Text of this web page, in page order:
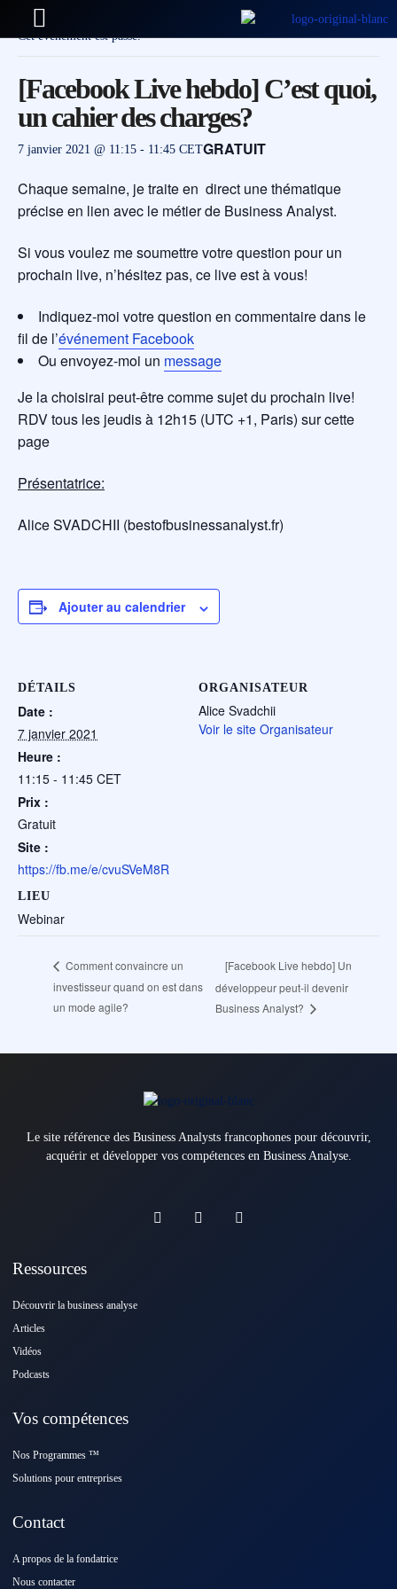
Cet évènement est passé.
[Facebook Live hebdo] C’est quoi,
un cahier des charges?
7 janvier 2021 @ 11:15 - 11:45 CETGRATUIT
Chaque semaine, je traite en direct une thématique
précise en lien avec le métier de Business Analyst.
Si vous voulez me soumettre votre question pour un
prochain live, n’hésitez pas, ce live est à vous!
Indiquez-moi votre question en commentaire dans le
fil de l’événement Facebook
Ou envoyez-moi un message
Je la choisirai peut-être comme sujet du prochain live!
RDV tous les jeudis à 12h15 (UTC +1, Paris) sur cette
page
Présentatrice:
Alice SVADCHII (bestofbusinessanalyst.fr)
Ajouter au calendrier
DÉTAILS
Date :
7 janvier 2021
Heure :
11:15 - 11:45 CET
Prix :
Gratuit
Site :
https://fb.me/e/cvuSVeM8R
LIEU
Webinar
ORGANISATEUR
Alice Svadchii
Voir le site Organisateur
Comment convaincre un
investisseur quand on est dans
un mode agile?
[Facebook Live hebdo] Un
développeur peut-il devenir
Business Analyst?
Le site référence des Business Analysts francophones pour découvrir,
acquérir et développer vos compétences en Business Analyse.
Ressources
Découvrir la business analyse
Articles
Vidéos
Podcasts
Vos compétences
Nos Programmes ™️
Solutions pour entreprises
Contact
A propos de la fondatrice
Nous contacter